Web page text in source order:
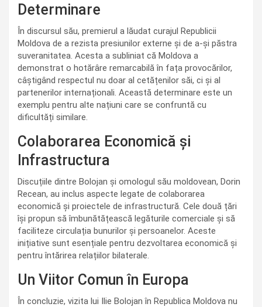
Determinare
În discursul său, premierul a lăudat curajul Republicii
Moldova de a rezista presiunilor externe și de a-și păstra
suveranitatea. Acesta a subliniat că Moldova a
demonstrat o hotărâre remarcabilă în fața provocărilor,
câștigând respectul nu doar al cetățenilor săi, ci și al
partenerilor internaționali. Această determinare este un
exemplu pentru alte națiuni care se confruntă cu
dificultăți similare.
Colaborarea Economică și
Infrastructura
Discuțiile dintre Bolojan și omologul său moldovean, Dorin
Recean, au inclus aspecte legate de colaborarea
economică și proiectele de infrastructură. Cele două țări
își propun să îmbunătățească legăturile comerciale și să
faciliteze circulația bunurilor și persoanelor. Aceste
inițiative sunt esențiale pentru dezvoltarea economică și
pentru întărirea relațiilor bilaterale.
Un Viitor Comun în Europa
În concluzie, vizita lui Ilie Bolojan în Republica Moldova nu